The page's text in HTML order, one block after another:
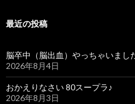
最近の投稿
脳卒中（脳出血）やっちゃいま
2026年8月4日
おかえりなさい 80スープラ♪
2026年8月3日